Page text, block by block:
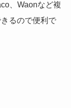
、Waonなど複
るので便利で